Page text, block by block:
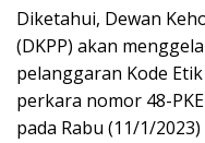
Diketahui, Dewan
(DKPP) akan
pelanggaran Kode
perkara nomor 48-
pada Rabu (11/1/